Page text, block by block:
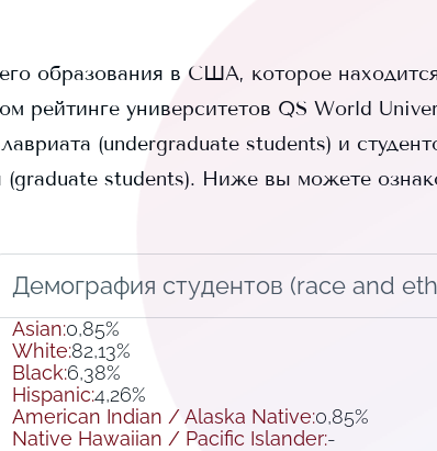
образования в США, которое
рейтинге университетов QS World
(undergraduate students) и
students). Ниже вы можете
Демография студентов (race and
Asian:0,85%
White:82,13%
Black:6,38%
Hispanic:4,26%
American Indian / Alaska Native:0,85%
Native Hawaiian / Pacific Islander:-